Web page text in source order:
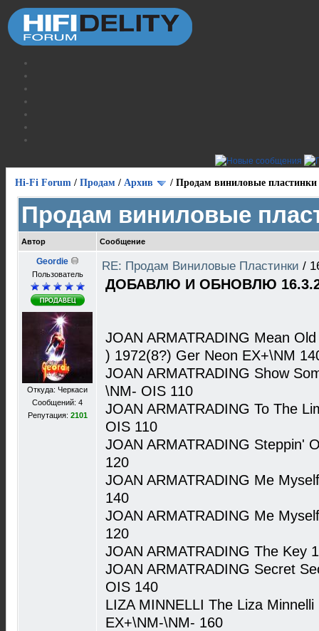
Hi-Fi Forum / Продам / Архив / Продам виниловые пластинки
Продам виниловые
Автор Сообщение
Geordie
Пользователь
Откуда: Черкаси
Сообщений: 4
Репутация: 2101
RE: Продам Виниловые Пластинки /
ДОБАВЛЮ И ОБНОВЛЮ
JOAN ARMATRADING Mean
) 1972(8?) Ger Neon EX+\NM
JOAN ARMATRADING Show
\NM- OIS 110
JOAN ARMATRADING To The
OIS 110
JOAN ARMATRADING Steppin'
120
JOAN ARMATRADING Me
140
JOAN ARMATRADING Me
120
JOAN ARMATRADING The Key
JOAN ARMATRADING Secret
OIS 140
LIZA MINNELLI The Liza
EX+\NM-\NM- 160